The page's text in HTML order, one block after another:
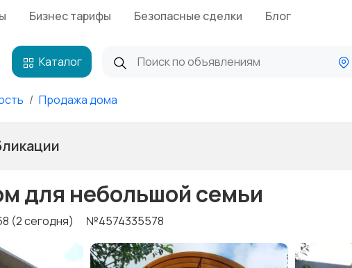
Бизнес тарифы Безопасные сделки Блог
Каталог
Продажа дома
для небольшой семьи
(2 сегодня) №4574335578